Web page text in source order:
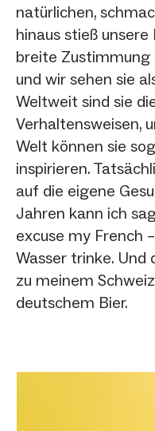
natürlichen,
hinaus stieß
breite Zustimmung
und wir sehen sie
Weltweit sind sie
Verhaltensweisen,
Welt können sie
inspirieren.
auf die eigene
Jahren kann ich
excuse my French
Wasser trinke. Und
zu meinem
deutschem Bier.